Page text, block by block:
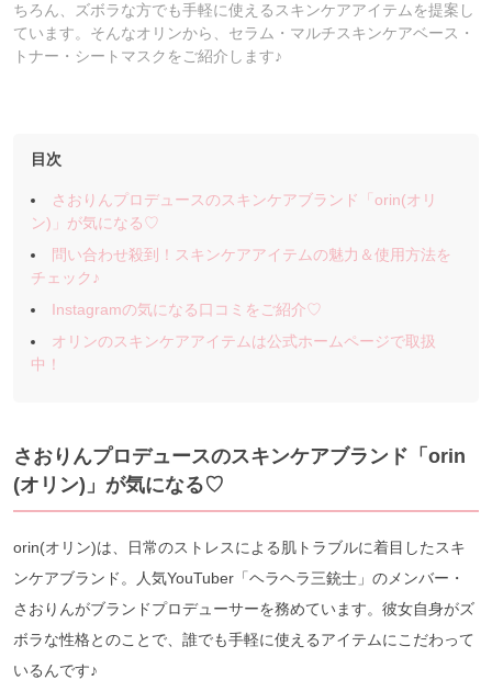
ちろん、ズボラな方でも手軽に使えるスキンケアアイテムを提案し
ています。そんなオリンから、セラム・マルチスキンケアベース・
トナー・シートマスクをご紹介します♪
目次
さおりんプロデュースのスキンケアブランド「orin(オリ
ン)」が気になる♡
問い合わせ殺到！スキンケアアイテムの魅力＆使用方法を
チェック♪
Instagramの気になる口コミをご紹介♡
オリンのスキンケアアイテムは公式ホームページで取扱
中！
さおりんプロデュースのスキンケアブランド「orin
(オリン)」が気になる♡
orin(オリン)は、日常のストレスによる肌トラブルに着目したスキ
ンケアブランド。人気YouTuber「ヘラヘラ三銃士」のメンバー・
さおりんがブランドプロデューサーを務めています。彼女自身がズ
ボラな性格とのことで、誰でも手軽に使えるアイテムにこだわって
いるんです♪